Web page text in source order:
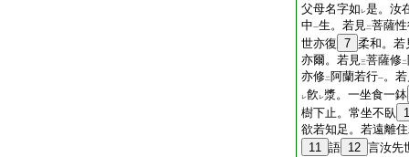
父母名字如 レ是。汝
中一生。若見二菩薩
世亦復 7 柔和。若
亦爾。若見三菩薩修二
亦修二 阿蘭若行一。
レ飮 レ漿。一坐食一鉢
樹下止。常坐不臥
欲若知足。若遠離
11 語 12 言汝先